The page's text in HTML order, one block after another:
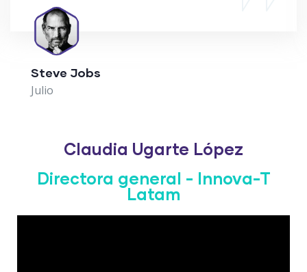
Steve Jobs
Julio
Claudia Ugarte López
Directora general - Innova-T
Latam